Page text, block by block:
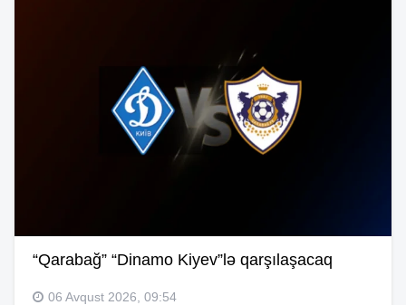
“Qarabağ” “Dinamo Kiyev”lə qarşılaşacaq
06 Avqust 2026, 09:54